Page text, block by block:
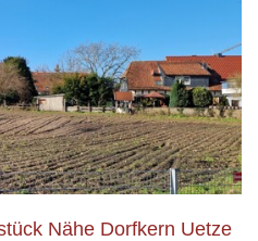
Nähe Dorfkern Uetze